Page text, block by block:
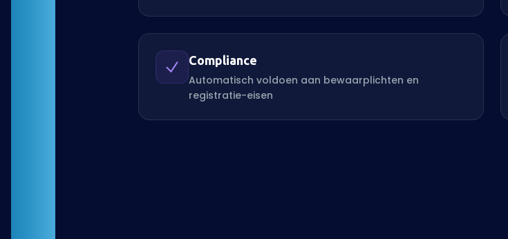
Compliance
Automatisch voldoen aan bewaarplichten en
registratie-eisen